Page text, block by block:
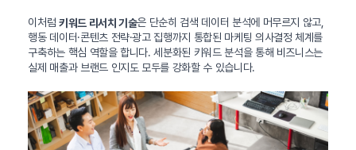
이처럼 키워드 리서치 기술은 단순히 검색 데이터 분석에 머무르지 않고,
행동 데이터·콘텐츠 전략·광고 집행까지 통합된 마케팅 의사결정 체계를
구축하는 핵심 역할을 합니다. 세분화된 키워드 분석을 통해 비즈니스는
실제 매출과 브랜드 인지도 모두를 강화할 수 있습니다.